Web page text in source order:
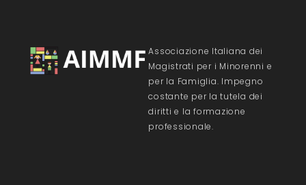
Associazione Italiana dei
Magistrati per i Minorenni e
per la Famiglia. Impegno
costante per la tutela dei
diritti e la formazione
professionale.